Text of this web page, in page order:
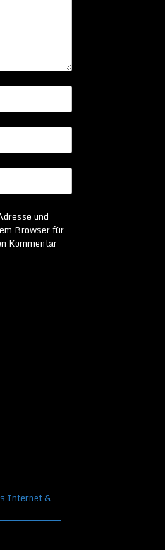
und
Browser für
Kommentar
Internet &